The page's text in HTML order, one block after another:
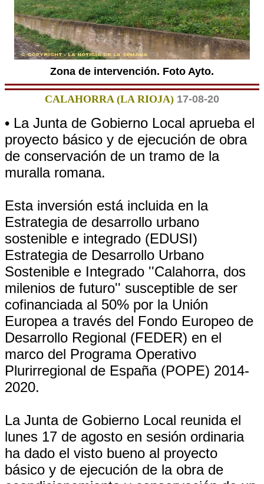
Zona de intervención. Foto Ayto.
CALAHORRA (LA RIOJA) 17-08-20
• La Junta de Gobierno Local aprueba el
proyecto básico y de ejecución de obra
de conservación de un tramo de la
muralla romana.
Esta inversión está incluida en la
Estrategia de desarrollo urbano
sostenible e integrado (EDUSI)
Estrategia de Desarrollo Urbano
Sostenible e Integrado ''Calahorra, dos
milenios de futuro'' susceptible de ser
cofinanciada al 50% por la Unión
Europea a través del Fondo Europeo de
Desarrollo Regional (FEDER) en el
marco del Programa Operativo
Plurirregional de España (POPE) 2014-
2020.
La Junta de Gobierno Local reunida el
lunes 17 de agosto en sesión ordinaria
ha dado el visto bueno al proyecto
básico y de ejecución de la obra de